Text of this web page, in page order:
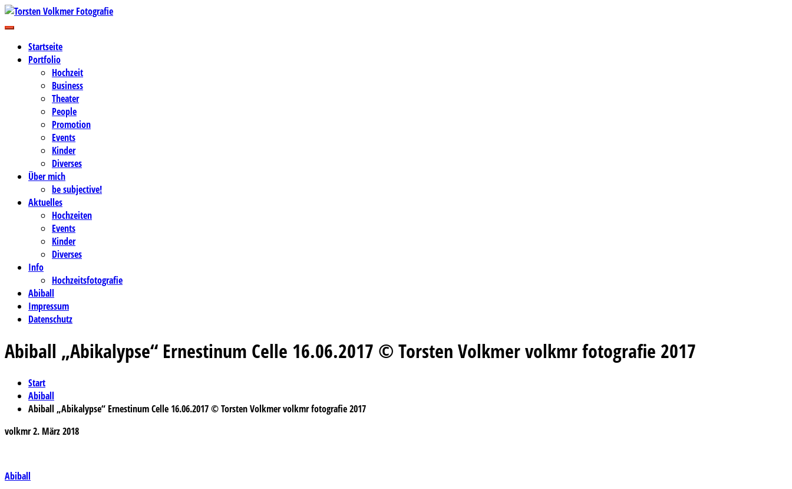
Zum
Inhalt
Torsten Volkmer Fotografie
Business-, Portrait- und Hochzeitsfotografie
Startseite
Portfolio
Hochzeit
Business
Theater
People
Promotion
Events
Kinder
Diverses
Über mich
be subjective!
Aktuelles
Hochzeiten
Events
Kinder
Diverses
Info
Hochzeitsfotografie
Abiball
Impressum
Datenschutz
Abiball „Abikalypse“ Ernestinum Celle 16.06.2017 © Torsten Volkmer volkmr fotografie 2017
Start
Abiball
Abiball „Abikalypse“ Ernestinum Celle 16.06.2017 © Torsten Volkmer volkmr fotografie 2017
volkmr2. März 2018
Beitragsnavigation
Abiball